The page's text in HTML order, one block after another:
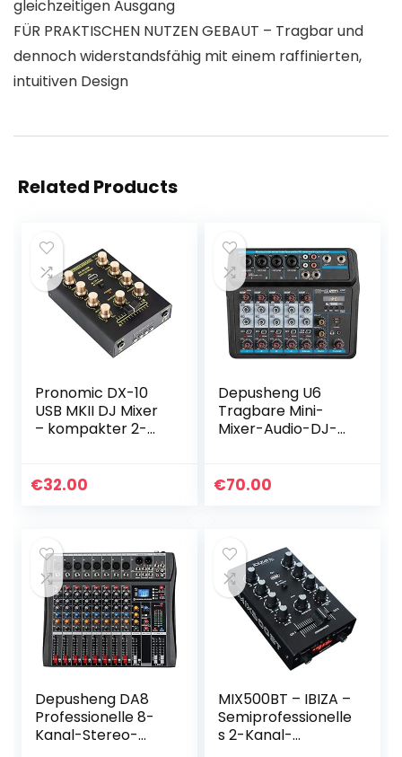
gleichzeitigen Ausgang
FÜR PRAKTISCHEN NUTZEN GEBAUT – Tragbar und
dennoch widerstandsfähig mit einem raffinierten,
intuitiven Design
Related Products
Pronomic DX-10
USB MKII DJ Mixer
– kompakter 2-
– 2-Band Equalizer
€32.00
Depusheng U6
Tragbare Mini-
Mixer-Audio-DJ-
48-V-
€70.00
Depusheng DA8
Professionelle 8-
Kanal-Stereo-
MIX500BT – IBIZA –
Semiprofessionelle
s 2-Kanal-